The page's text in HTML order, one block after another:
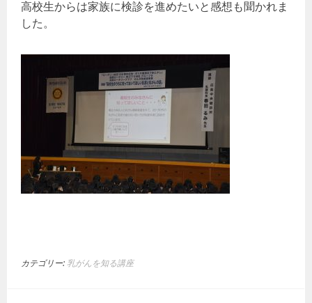
高校生からは家族に検診を進めたいと感想も聞かれま
した。
カテゴリー: 乳がんを知る講座